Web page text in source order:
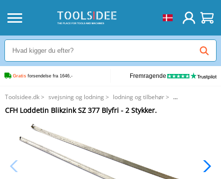
Gratis forsendelse fra 1646,- Fremragende
Toolsidee.dk> svejsning og lodning > lodning og tilbehør>
CFH Loddetin Blikzink SZ 377 Blyfri - 2 Stykker.
CFH Loddetin Blikzink SZ 377 Blyfri - 2 Stykker.